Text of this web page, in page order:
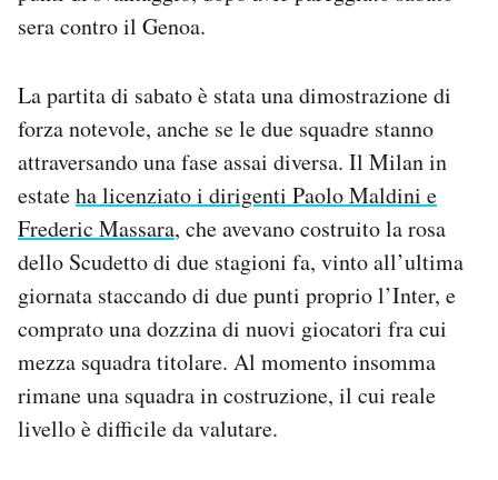
sera contro il Genoa.
La partita di sabato è stata una dimostrazione di
forza notevole, anche se le due squadre stanno
attraversando una fase assai diversa. Il Milan in
estateha licenziato i dirigenti Paolo Maldini e
Frederic Massara, che avevano costruito la rosa
dello Scudetto di due stagioni fa, vinto all’ultima
giornata staccando di due punti proprio l’Inter, e
comprato una dozzina di nuovi giocatori fra cui
mezza squadra titolare. Al momento insomma
rimane una squadra in costruzione, il cui reale
livello è difficile da valutare.